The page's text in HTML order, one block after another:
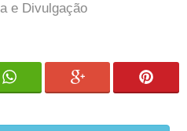
e Divulgação